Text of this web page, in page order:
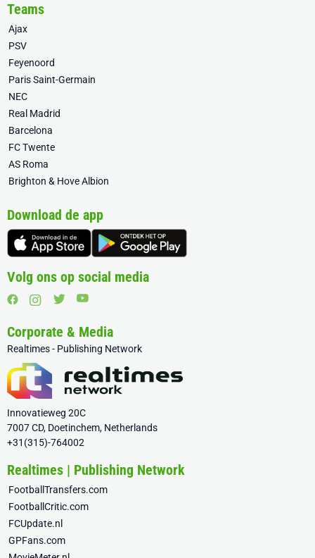
Teams
Ajax
PSV
Feyenoord
Paris Saint-Germain
NEC
Real Madrid
Barcelona
FC Twente
AS Roma
Brighton & Hove Albion
Download de app
Volg ons op social media
Corporate & Media
Realtimes - Publishing Network
Innovatieweg 20C
7007 CD, Doetinchem, Netherlands
+31(315)-764002
Realtimes | Publishing Network
FootballTransfers.com
FootballCritic.com
FCUpdate.nl
GPFans.com